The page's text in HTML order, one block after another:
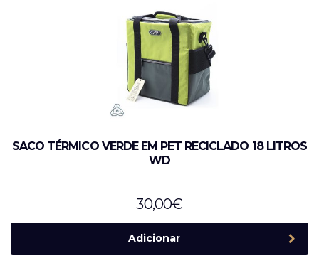
SACO TÉRMICO VERDE EM PET RECICLADO 18 LITROS
WD
30,00€
Adicionar